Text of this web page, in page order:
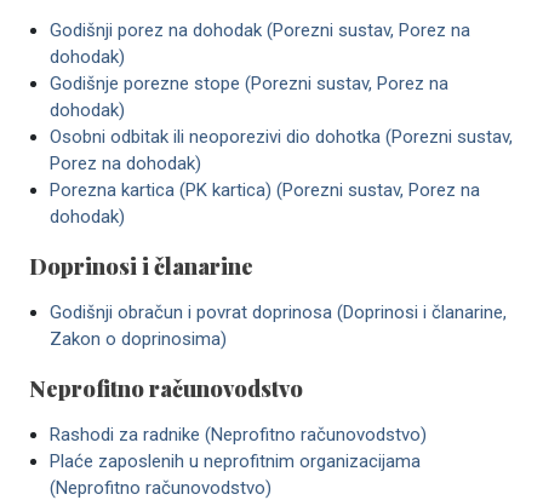
Godišnji porez na dohodak (Porezni sustav, Porez na
dohodak)
Godišnje porezne stope (Porezni sustav, Porez na
dohodak)
Osobni odbitak ili neoporezivi dio dohotka (Porezni sustav,
Porez na dohodak)
Porezna kartica (PK kartica) (Porezni sustav, Porez na
dohodak)
Doprinosi i članarine
Godišnji obračun i povrat doprinosa (Doprinosi i članarine,
Zakon o doprinosima)
Neprofitno računovodstvo
Rashodi za radnike (Neprofitno računovodstvo)
Plaće zaposlenih u neprofitnim organizacijama
(Neprofitno računovodstvo)